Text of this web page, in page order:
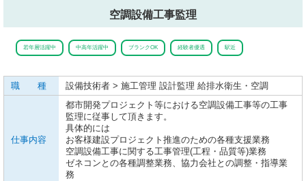
空調設備工事監理
若年層活躍中 中高年活躍中 ブランクOK 経験者優遇 駅近
職 種 設備技術者 > 施工管理 設計監理 給排水衛生・空調
仕事内容
都市開発プロジェクト等における空調設備工事等の工事
監理に従事して頂きます。
具体的には
お客様建設プロジェクト推進のための各種支援業務
空調設備工事に関する工事管理(工程・品質等)業務
ゼネコンとの各種調整業務、協力会社との調整・指導業
務